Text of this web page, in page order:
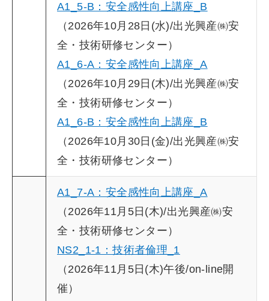
A1_5-B：安全感性向上講座_B
（2026年10月28日(水)/出光興産㈱安
全・技術研修センター）
A1_6-A：安全感性向上講座_A
（2026年10月29日(木)/出光興産㈱安
全・技術研修センター）
A1_6-B：安全感性向上講座_B
（2026年10月30日(金)/出光興産㈱安
全・技術研修センター）
A1_7-A：安全感性向上講座_A
（2026年11月5日(木)/出光興産㈱安
全・技術研修センター）
NS2_1-1：技術者倫理_1
（2026年11月5日(木)午後/on-line開
催）